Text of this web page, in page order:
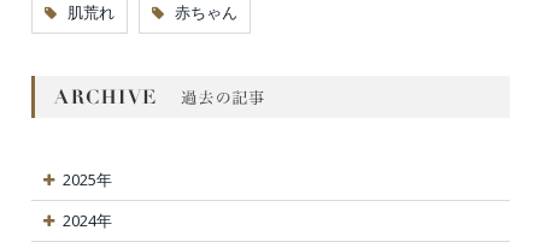
肌荒れ 赤ちゃん
2025年
2024年